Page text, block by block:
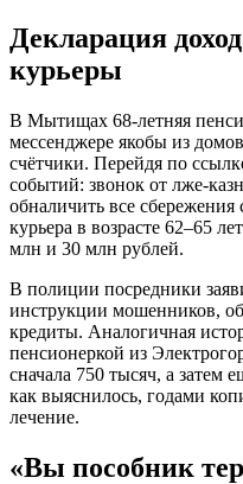
Декларация
курьеры
В Мытищах 68-летняя
мессенджере якобы из
счётчики. Перейдя по
событий: звонок от лже-
обналичить все
курьера в возрасте 62–65
млн и 30 млн рублей.
В полиции посредники
инструкции мошенников,
кредиты. Аналогичная
пенсионеркой из
сначала 750 тысяч, а
как выяснилось, годами
лечение.
«Вы пособник